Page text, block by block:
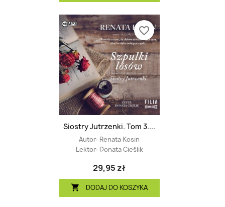
Siostry Jutrzenki. Tom 3....
Autor: Renata Kosin
Lektor: Donata Cieślik
29,95 zł
 DODAJ DO KOSZYKA
favorite_border